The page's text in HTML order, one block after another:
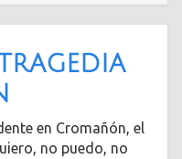
en Cromañón, el
no puedo, no